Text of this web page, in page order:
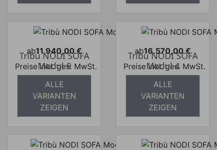
ab
Preis
11.940,00 €
Preise inkl. ges. MwSt.
absolut
versandkostenfrei
Tribù NODI SOFA
Modul 9
ALLE
VARIANTEN
ZEIGEN
ab
Preis
16.570,00 €
Preise inkl. ges. MwSt.
absolut
versandkostenfrei
Tribù NODI SOFA
Modul 4
ALLE
VARIANTEN
ZEIGEN